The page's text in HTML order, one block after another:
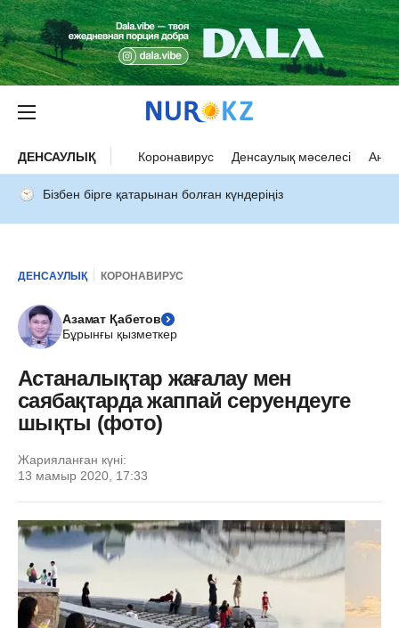
ДЕНСАУЛЫҚ Коронавирус Денсаулық мәселесі Ана
Бізбен бірге қатарынан болған күндеріңіз
ДЕНСАУЛЫҚ КОРОНАВИРУС
Азамат Қабетов
Бұрынғы қызметкер
Астаналықтар жағалау мен
саябақтарда жаппай серуендеуге
шықты (фото)
Жарияланған күні:
13 мамыр 2020, 17:33